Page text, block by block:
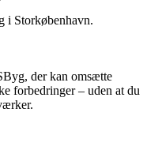
i Storkøbenhavn.
der kan omsætte
forbedringer – uden at du